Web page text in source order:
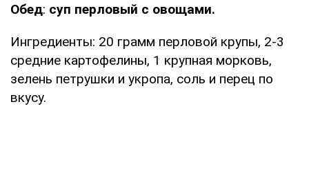
Обед: суп перловый с овощами.
Ингредиенты: 20 грамм перловой крупы, 2-3
средние картофелины, 1 крупная морковь,
зелень петрушки и укропа, соль и перец по
вкусу.